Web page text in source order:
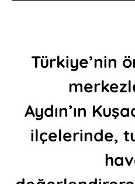
Türkiye’nin
Aydın’ın
ilçelerinde,